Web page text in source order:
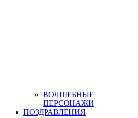
ВОЛШЕБНЫЕ
ПЕРСОНАЖИ
ПОЗДРАВЛЕНИЯ